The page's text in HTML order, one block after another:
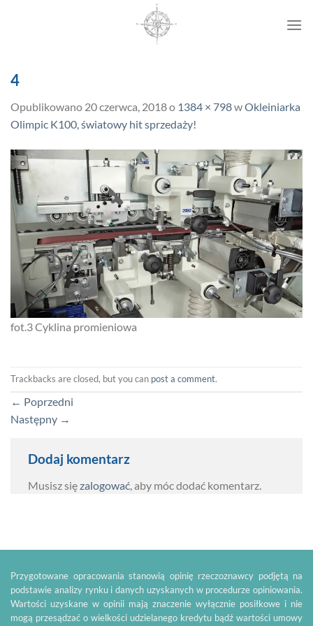
4
Opublikowano 20 czerwca, 2018o 1384 × 798wOkleiniarka
Olimpic K100, światowy hit sprzedaży!
fot.3 Cyklina promieniowa
Trackbacks are closed, but you can post a comment.
← Poprzedni
Następny →
Dodaj komentarz
Musisz sięzalogować , aby móc dodać komentarz.
Przygotowane opracowania stanowią opinię rzeczoznawcy podjętą na
podstawie analizy rynku i danych uzyskanych w procedurze opiniowania.
Wartości uzyskane w opinii mają znaczenie wyłącznie posiłkowe i nie
mogą przesądzać o wielkości udzielanego kredytu bądź wartości umowy